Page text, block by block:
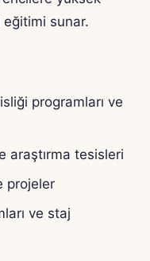
sunar.
programları ve
araştırma tesisleri
projeler
ve staj